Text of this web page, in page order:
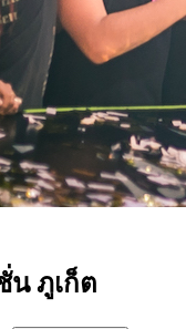
น ภูเก็ต